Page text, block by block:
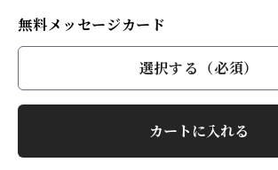
無料メッセージカード
選択する（必須）
カートに入れる